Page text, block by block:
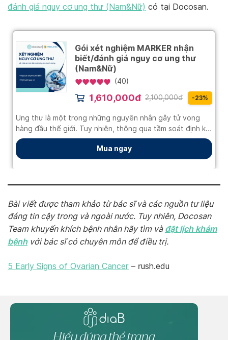
đánh giá nguy cơ ung thư (Nam&Nữ) có tại Docosan.
Bài viết được tham khảo từ bác sĩ và các nguồn tư liệu
đáng tin cậy trong và ngoài nước. Tuy nhiên, Docosan
Team khuyến khích bệnh nhân hãy tìm và đặt lịch khám
bệnhvới bác sĩ có chuyên môn để điều trị.
5 Early Signs of Ovarian Cancer – rush.edu